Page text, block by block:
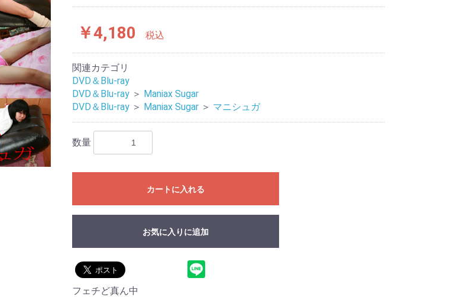
￥4,180 税込
関連カテゴリ
DVD＆Blu-ray
DVD＆Blu-ray ＞ Maniax Sugar
DVD＆Blu-ray ＞ Maniax Sugar ＞ マニシュガ
数量
カートに入れる
カートへ進む
お気に入りに追加
フェチど真ん中